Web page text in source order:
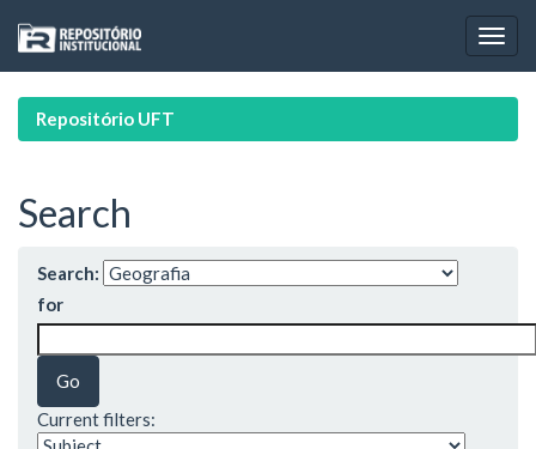
navigation
Repositório UFT
Search
Search:
for
Current filters: